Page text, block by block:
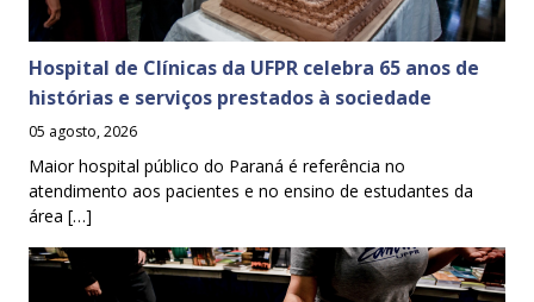
Hospital de Clínicas da UFPR celebra 65 anos de
histórias e serviços prestados à sociedade
05 agosto, 2026
Maior hospital público do Paraná é referência no
atendimento aos pacientes e no ensino de estudantes da
área […]